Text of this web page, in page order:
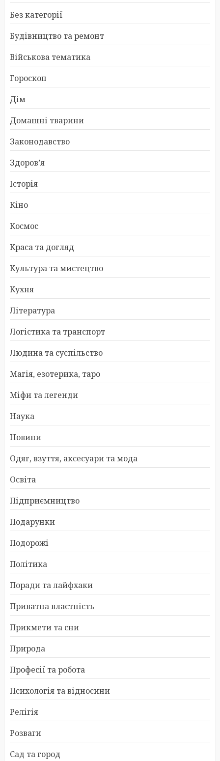
Без категорії
Будівництво та ремонт
Військова тематика
Гороскоп
Дім
Домашні тварини
Законодавство
Здоров’я
Історія
Кіно
Космос
Краса та догляд
Культура та мистецтво
Кухня
Література
Логістика та транспорт
Людина та суспільство
Магія, езотерика, таро
Міфи та легенди
Наука
Новини
Одяг, взуття, аксесуари та мода
Освіта
Підприємництво
Подарунки
Подорожі
Політика
Поради та лайфхаки
Приватна властність
Прикмети та сни
Природа
Професії та робота
Психологія та відносини
Релігія
Розваги
Сад та город